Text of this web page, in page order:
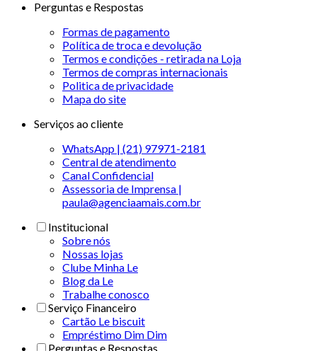
Perguntas e Respostas
Formas de pagamento
Política de troca e devolução
Termos e condições - retirada na Loja
Termos de compras internacionais
Politica de privacidade
Mapa do site
Serviços ao cliente
WhatsApp | (21) 97971-2181
Central de atendimento
Canal Confidencial
Assessoria de Imprensa |
paula@agenciaamais.com.br
Institucional
Sobre nós
Nossas lojas
Clube Minha Le
Blog da Le
Trabalhe conosco
Serviço Financeiro
Cartão Le biscuit
Empréstimo Dim Dim
Perguntas e Respostas